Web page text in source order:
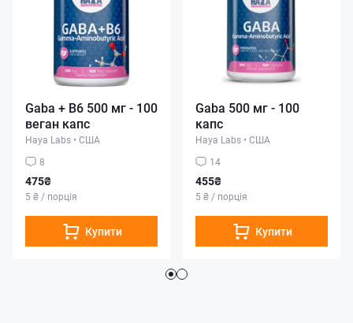
Gaba + B6 500 мг - 100
веган капс
Haya Labs • США
8
475₴
5 ₴ / порція
Купити
Gaba 500 мг - 100
капс
Haya Labs • США
14
455₴
5 ₴ / порція
Купити